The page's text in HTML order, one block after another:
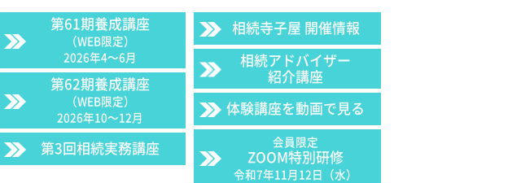
第61期養成講座
（WEB限定）
2026年4〜6月
第62期養成講座
（WEB限定）
2026年10〜12月
第3回相続実務講座
相続寺子屋 開催情報
相続アドバイザー
紹介講座
体験講座を動画で見る
会員限定
ZOOM特別研修
令和7年11月12日（水）